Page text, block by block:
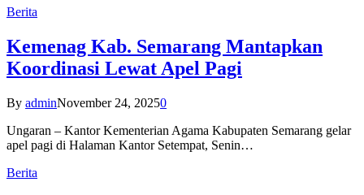
Berita
Kemenag Kab. Semarang Mantapkan
Koordinasi Lewat Apel Pagi
By adminNovember 24, 20250
Ungaran – Kantor Kementerian Agama Kabupaten Semarang gelar
apel pagi di Halaman Kantor Setempat, Senin…
Berita